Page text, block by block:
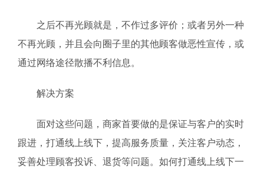
之后不再光顾就是，不作过多评价；或者另外一种
不再光顾，并且会向圈子里的其他顾客做恶性宣传，或
通过网络途径散播不利信息。
解决方案
面对这些问题，商家首要做的是保证与客户的实时
跟进，打通线上线下，提高服务质量，关注客户动态，
妥善处理顾客投诉、退货等问题。如何打通线上线下一